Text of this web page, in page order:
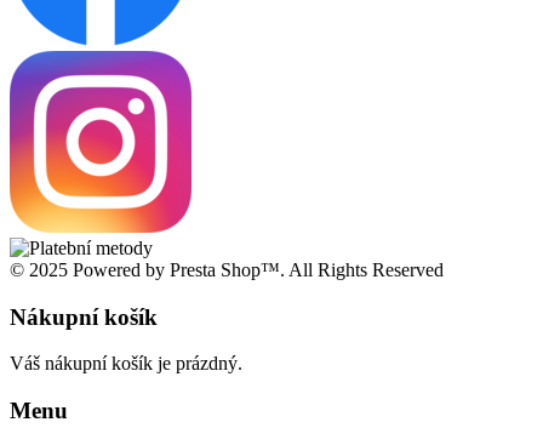
© 2025 Powered by Presta Shop™. All Rights Reserved
Nákupní košík
Váš nákupní košík je prázdný.
Menu